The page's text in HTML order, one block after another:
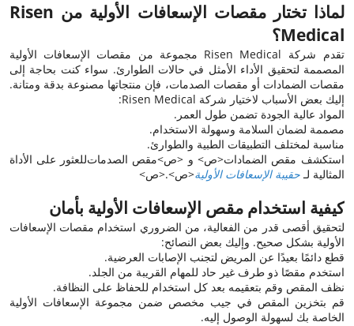
لماذا تختار مقصات الإسعافات الأولية من Risen
Medical؟
تقدم شركة Risen Medical مجموعة من مقصات الإسعافات الأولية
المصممة لتحقيق الأداء الأمثل في حالات الطوارئ. سواء كنت بحاجة إلى
مقصات الضمادات أو مقصات الصدمات، فإن منتجاتها مصنوعة بدقة ومتانة.
إليك بعض الأسباب لاختيار شركة Risen Medical:
المواد عالية الجودة تضمن طول العمر.
مصممة لضمان السلامة وسهولة الاستخدام.
مناسبة لمختلف التطبيقات الطبية والطوارئ.
استكشف مقص الضمادات<ص> و <ص>مقص الصدماتللعثور على الأداة
المثالية لـحقيبة الإسعافات الأولية<ص>.<ص>
كيفية استخدام مقص الإسعافات الأولية بأمان
لتحقيق أقصى قدر من الفعالية، من الضروري استخدام مقصات الإسعافات
الأولية بشكل صحيح. وإليك بعض النصائح:
قطع دائمًا بعيدًا عن المريض لتجنب الإصابات العرضية.
استخدم مقصًا ذو طرف غير حاد للمهام القريبة من الجلد.
نظف المقص وقم بتعقيمه بعد كل استخدام للحفاظ على النظافة.
قم بتخزين المقص في جيب مخصص ضمن مجموعة الإسعافات الأولية
الخاصة بك لسهولة الوصول إليه.